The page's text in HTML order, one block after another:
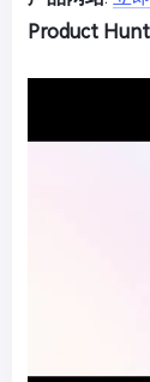
Product Hunt